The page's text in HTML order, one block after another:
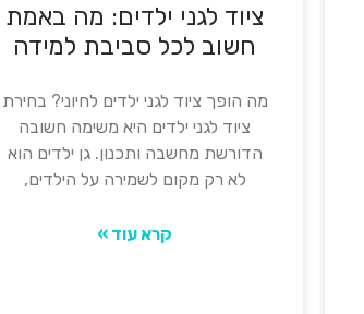
ציוד לגני ילדים: מה באמת
חשוב לכל סביבת למידה
מה הופך ציוד לגני ילדים לחיוני? בחירת
ציוד לגני ילדים היא משימה חשובה
הדורשת מחשבה ותכנון. גן ילדים הוא
לא רק מקום לשמירה על הילדים,
קרא עוד »